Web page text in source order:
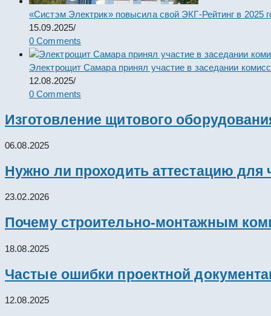
«Систэм Электрик» повысила свой ЭКГ-Рейтинг в 2025
15.09.2025/
0 Comments
Электрощит Самара принял участие в заседании
12.08.2025/
0 Comments
Изготовление щитового
06.08.2025
Нужно ли проходить аттестацию для
23.02.2026
Почему строительно-монтажным
18.08.2025
Частые ошибки проектной
12.08.2025